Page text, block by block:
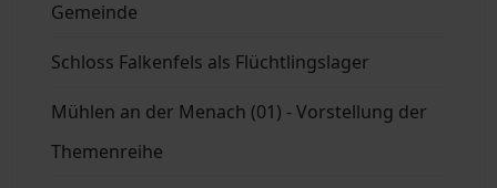
Gemeinde
Schloss Falkenfels als Flüchtlingslager
Mühlen an der Menach (01) - Vorstellung der
Themenreihe